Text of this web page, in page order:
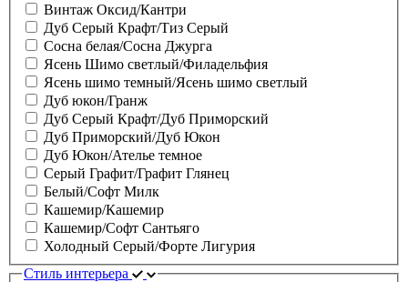
Винтаж Оксид/Кантри
Дуб Серый Крафт/Тиз Серый
Сосна белая/Сосна Джурга
Ясень Шимо светлый/Филадельфия
Ясень шимо темный/Ясень шимо светлый
Дуб юкон/Гранж
Дуб Серый Крафт/Дуб Приморский
Дуб Приморский/Дуб Юкон
Дуб Юкон/Ателье темное
Серый Графит/Графит Глянец
Белый/Софт Милк
Кашемир/Кашемир
Кашемир/Софт Сантьяго
Холодный Серый/Форте Лигурия
Стиль интерьера